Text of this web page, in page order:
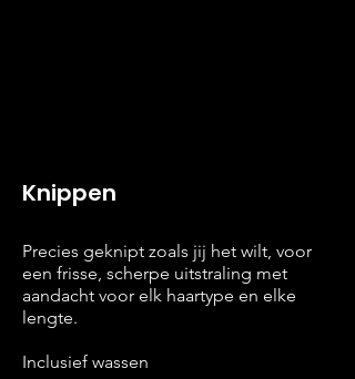
Knippen
Precies geknipt zoals jij het wilt, voor
een frisse, scherpe uitstraling met
aandacht voor elk haartype en elke
lengte.
Inclusief wassen